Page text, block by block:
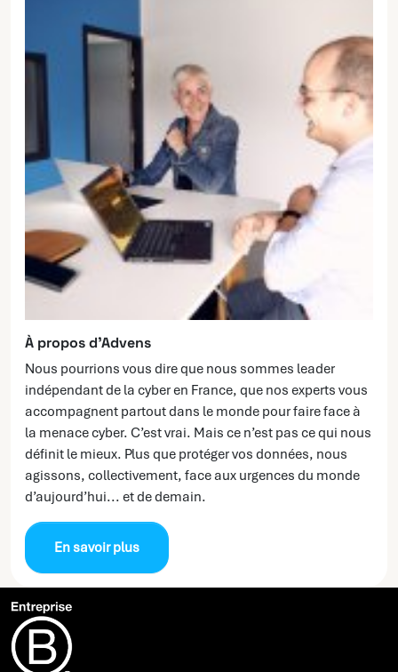
À propos d’Advens
Nous pourrions vous dire que nous sommes leader
indépendant de la cyber en France, que nos experts vous
accompagnent partout dans le monde pour faire face à
la menace cyber. C’est vrai. Mais ce n’est pas ce qui nous
définit le mieux. Plus que protéger vos données, nous
agissons, collectivement, face aux urgences du monde
d’aujourd’hui... et de demain.
En savoir plus